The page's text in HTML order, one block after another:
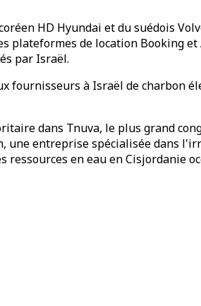
HD Hyundai et du suédois
plateformes de location Booking
par Israël.
fournisseurs à Israël de charbon
dans Tnuva, le plus grand
entreprise spécialisée dans
en eau en Cisjordanie